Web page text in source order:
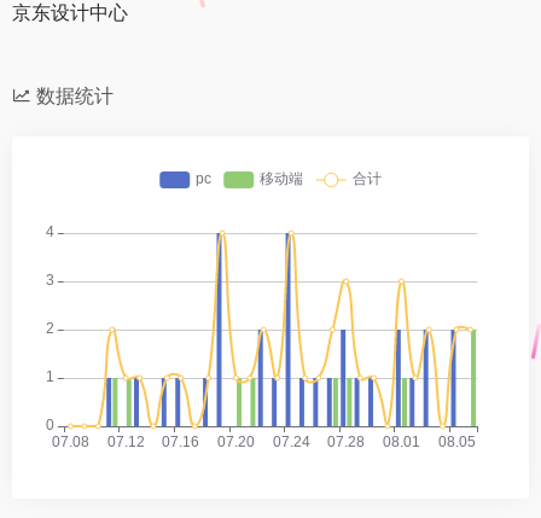
京东设计中心
数据统计